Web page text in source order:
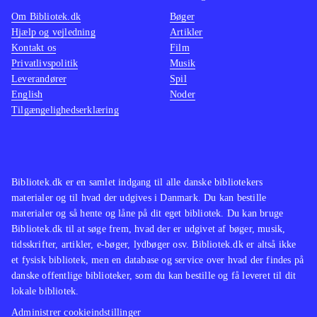
platformsbeat'm'up og Ben 10 - alien
force har også været tilbudt til
bibliotekerne
Spillet vil nok skabe mest glæde hos
fans af Ben 10 universet, da det som
platformspil er ret trivielt
Bibliotek.dk er en samlet indgang til alle danske bibliotekers
materialer og til hvad der udgives i Danmark. Du kan bestille
materialer og så hente og låne på dit eget bibliotek. Du kan bruge
Bibliotek.dk til at søge frem, hvad der er udgivet af bøger, musik,
tidsskrifter, artikler, e-bøger, lydbøger osv. Bibliotek.dk er altså ikke
et fysisk bibliotek, men en database og service over hvad der findes på
danske offentlige biblioteker, som du kan bestille og få leveret til dit
lokale bibliotek.
Administrer cookieindstillinger
Om Bibliotek.dk
Hjælp og vejledning
Kontakt os
Privatlivspolitik
Leverandører
English
Tilgængelighedserklæring
Bøger
Artikler
Film
Musik
Spil
Noder